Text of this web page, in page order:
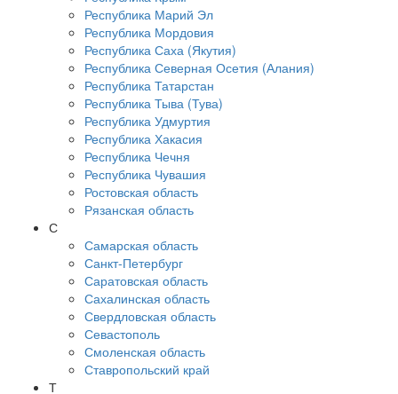
Республика Марий Эл
Республика Мордовия
Республика Саха (Якутия)
Республика Северная Осетия (Алания)
Республика Татарстан
Республика Тыва (Тува)
Республика Удмуртия
Республика Хакасия
Республика Чечня
Республика Чувашия
Ростовская область
Рязанская область
С
Самарская область
Санкт-Петербург
Саратовская область
Сахалинская область
Свердловская область
Севастополь
Смоленская область
Ставропольский край
Т